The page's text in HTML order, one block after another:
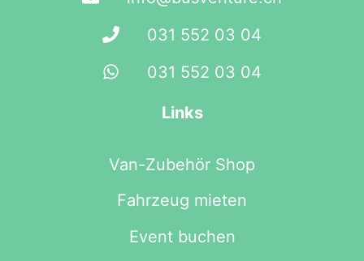
031 552 03 04
031 552 03 04
Links
Van-Zubehör Shop
Fahrzeug mieten
Event buchen